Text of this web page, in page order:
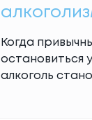
Когда
остановиться
алкоголь